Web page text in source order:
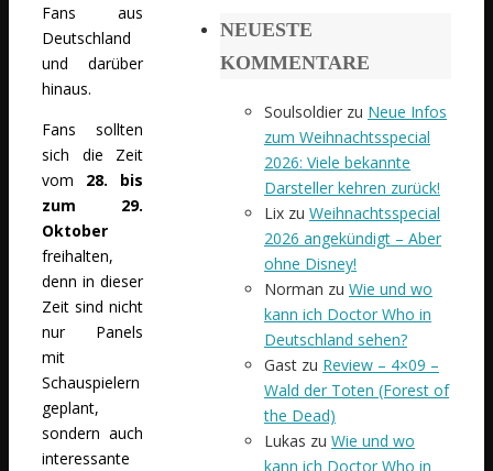
Fans aus
Deutschland
und darüber
hinaus.
Fans sollten
sich die Zeit
vom 28. bis
zum 29.
Oktober
freihalten,
denn in dieser
Zeit sind nicht
nur Panels
mit
Schauspielern
geplant,
sondern auch
interessante
NEUESTE
KOMMENTARE
Soulsoldier zu Neue Infos
zum Weihnachtsspecial
2026: Viele bekannte
Darsteller kehren zurück!
Lix zu Weihnachtsspecial
2026 angekündigt – Aber
ohne Disney!
Norman zu Wie und wo
kann ich Doctor Who in
Deutschland sehen?
Gast zu Review – 4×09 –
Wald der Toten (Forest of
the Dead)
Lukas zu Wie und wo
kann ich Doctor Who in